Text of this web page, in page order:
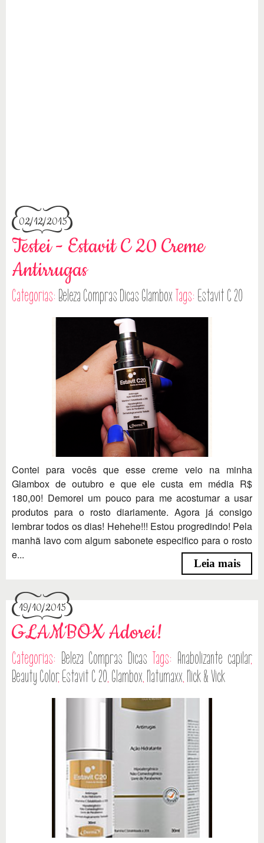
02/12/2015
Testei - Estavit C 20 Creme
Antirrugas
Categorias: Beleza Compras Dicas Glambox Tags: Estavit C 20
Contei para vocês que esse creme veio na minha
Glambox de outubro e que ele custa em média R$
180,00! Demorei um pouco para me acostumar a usar
produtos para o rosto diariamente. Agora já consigo
lembrar todos os dias! Hehehe!!! Estou progredindo! Pela
manhã lavo com algum sabonete especifico para o rosto
e...
Leia mais
19/10/2015
GLAMBOX Adorei!
Categorias: Beleza Compras Dicas Tags: Anabolizante capilar,
Beauty Color,Estavit C 20, Glambox, Natumaxx, Nick & Vick